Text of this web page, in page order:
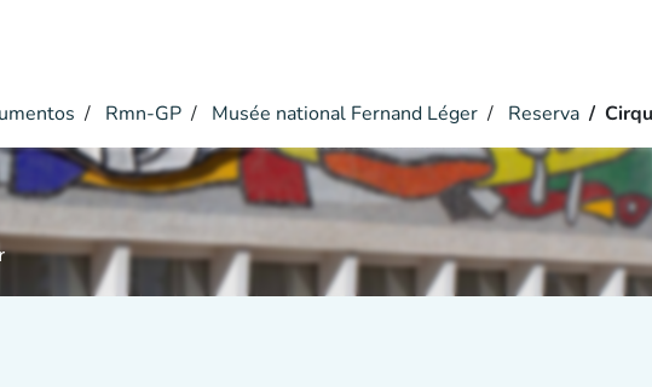
Rmn-GP Musée national Fernand Léger Reserva